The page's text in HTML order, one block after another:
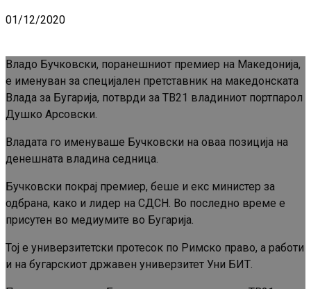
01/12/2020
Владо Бучковски, поранешниот премиер на Македонија,
е именуван за специјален претставник на македонската
Влада за Бугарија, потврди за ТВ21 владиниот портпарол
Душко Арсовски.
Владата го именуваше Бучковски на оваа позиција на
денешната владина седница.
Бучковски покрај премиер, беше и екс министер за
одбрана, како и лидер на СДСН. Во последно време е
присутен во медиумите во Бугарија.
Тој е универзитетски протесок по Римско право, а работи
и на бугарскиот државен универзитет Уни БИТ.